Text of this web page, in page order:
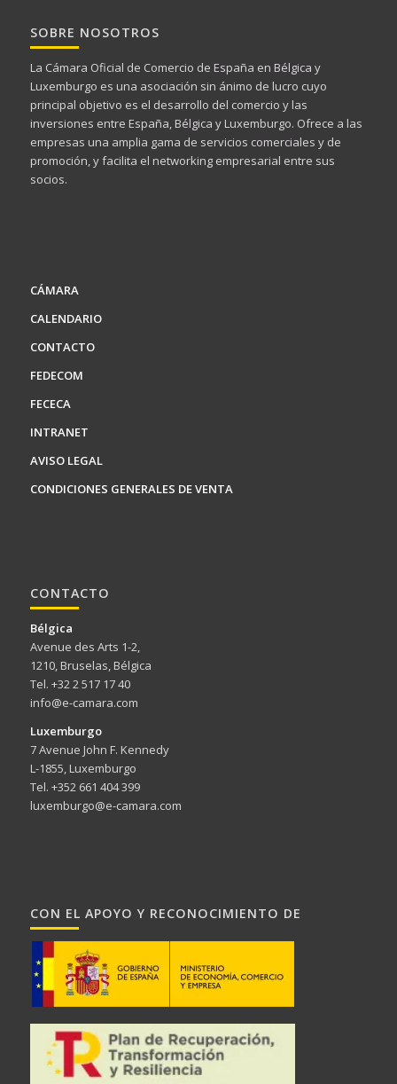
SOBRE NOSOTROS
La Cámara Oficial de Comercio de España en Bélgica y
Luxemburgo es una asociación sin ánimo de lucro cuyo
principal objetivo es el desarrollo del comercio y las
inversiones entre España, Bélgica y Luxemburgo. Ofrece a las
empresas una amplia gama de servicios comerciales y de
promoción, y facilita el networking empresarial entre sus
socios.
CÁMARA
CALENDARIO
CONTACTO
FEDECOM
FECECA
INTRANET
AVISO LEGAL
CONDICIONES GENERALES DE VENTA
CONTACTO
Bélgica
Avenue des Arts 1-2,
1210, Bruselas, Bélgica
Tel. +32 2 517 17 40
info@e-camara.com
Luxemburgo
7 Avenue John F. Kennedy
L-1855, Luxemburgo
Tel. +352 661 404 399
luxemburgo@e-camara.com
CON EL APOYO Y RECONOCIMIENTO DE